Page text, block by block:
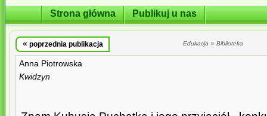
Strona główna Publikuj u nas
« poprzednia publikacja Edukacja » Biblioteka
Anna Piotrowska
Kwidzyn